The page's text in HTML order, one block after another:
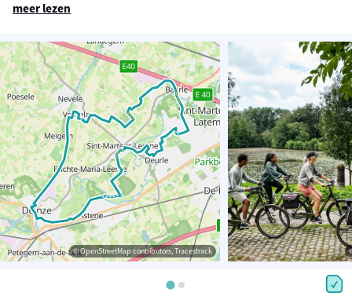
meer lezen
© OpenStreetMap contributors, Tracestrack